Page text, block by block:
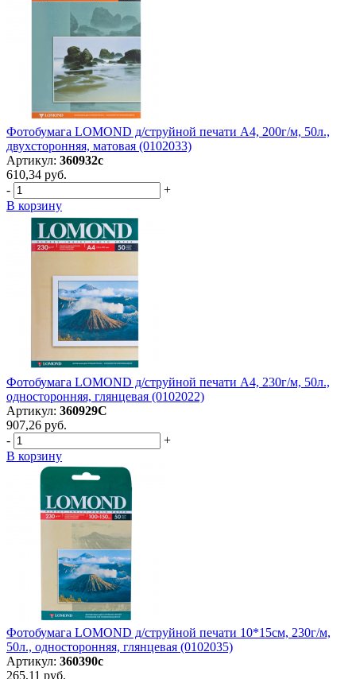
Фотобумага LOMOND д/струйной печати А4, 200г/м, 50л.,
двухсторонняя, матовая (0102033)
Артикул: 360932с
610,34 руб.
-
+
В корзину
Фотобумага LOMOND д/струйной печати А4, 230г/м, 50л.,
односторонняя, глянцевая (0102022)
Артикул: 360929С
907,26 руб.
-
+
В корзину
Фотобумага LOMOND д/струйной печати 10*15см, 230г/м,
50л., односторонняя, глянцевая (0102035)
Артикул: 360390с
265,11 руб.